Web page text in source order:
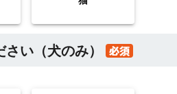
い（犬のみ）